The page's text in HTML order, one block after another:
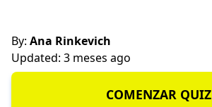
By: Ana Rinkevich
Updated: 3 meses ago
COMENZAR QUIZ